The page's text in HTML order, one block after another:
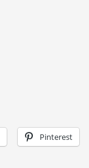
Pinterest